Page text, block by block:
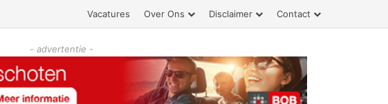
Vacatures Over Ons Disclaimer Contact
- advertentie -